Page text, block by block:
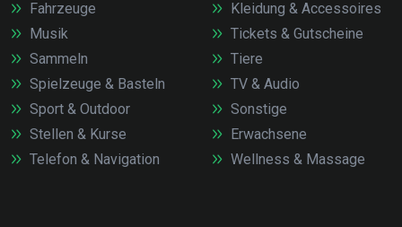
Fahrzeuge
Kleidung & Accessoires
Musik
Sammeln
Spielzeuge & Basteln
Sport & Outdoor
Stellen & Kurse
Telefon & Navigation
Tickets & Gutscheine
Tiere
TV & Audio
Sonstige
Erwachsene
Wellness & Massage